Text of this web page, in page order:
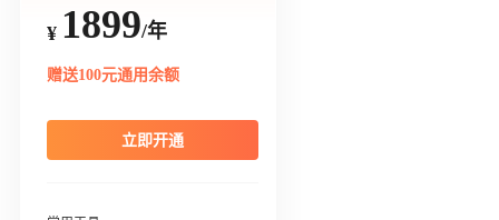
¥ 1899/年
赠送100元通用余额
立即开通